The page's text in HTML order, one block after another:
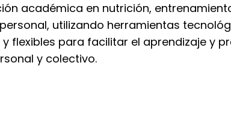
académica en nutrición,
utilizando herramientas
flexibles para facilitar el aprendizaje y
y colectivo.